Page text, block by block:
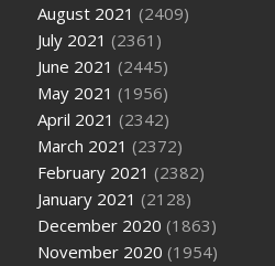
August 2021 (2409)
July 2021 (2361)
June 2021 (2445)
May 2021 (1956)
April 2021 (2342)
March 2021 (2372)
February 2021 (2382)
January 2021 (2128)
December 2020 (1863)
November 2020 (1954)